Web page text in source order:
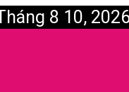
8 10,